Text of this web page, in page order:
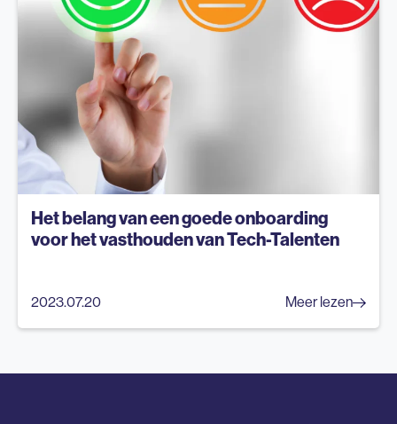
Het belang van een goede onboarding
voor het vasthouden van Tech-Talenten
2023.07.20 Meer lezen